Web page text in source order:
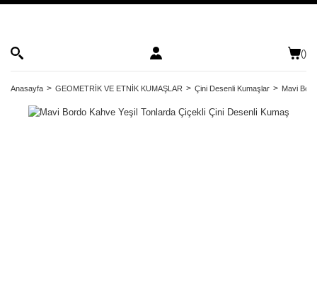
()
Anasayfa GEOMETRİK VE ETNİK KUMAŞLAR Çini Desenli Kumaşlar Mavi